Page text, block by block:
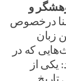
و
درخصوص
زبان
که در
یکی از